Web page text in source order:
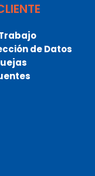
de Datos